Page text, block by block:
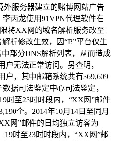
外服务器建立的赌博网站广告
丙龙使用91VPN代理软件在
将XX网的域名解析服务改至
析修改生效，因“B”平台仅生
部分DNS解析列表，从而造成
户无法正常访问。另查明，
户，其中邮箱系统共有369,609
据司法鉴定中心司法鉴定，
时至23时时段内，“XX网”邮件
个。2014年10月14日至同月
网”邮件的日均独立访客为
19时至23时时段内，“XX网”邮